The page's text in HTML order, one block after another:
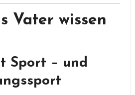
Vater wissen
Sport – und